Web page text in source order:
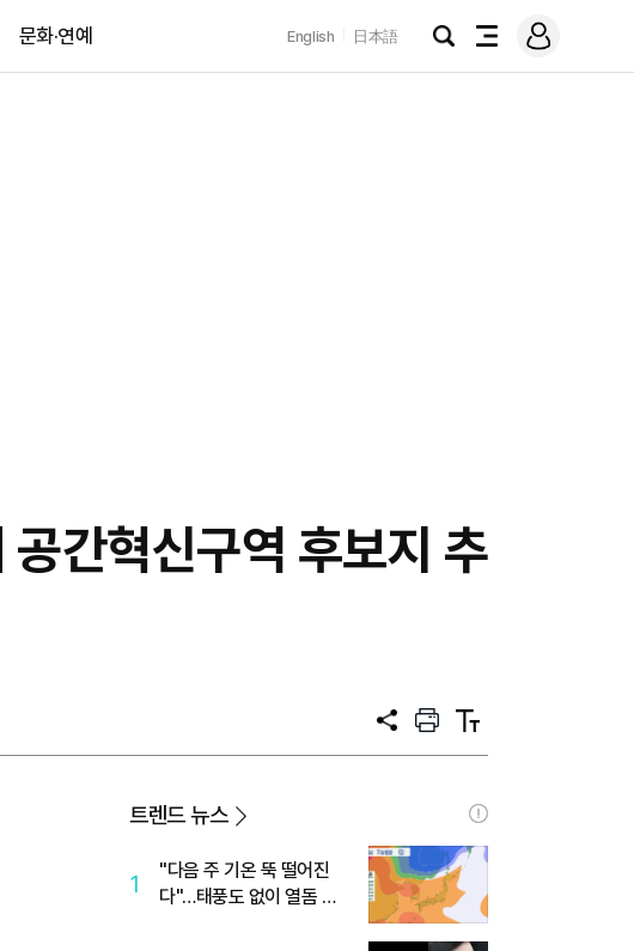
문화·연예 English 日本語
검
전
메
그
간혁신구역 후보지 추
공
프
트
텍
트
트렌드 뉴스
1
"다음 주 기온 뚝 떨어진
다"…태풍도 없이 열돔 박